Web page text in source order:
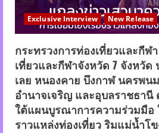
Exclusive Interview New Release
กระทรวงการท่องเที่ยวและกีฬ
เที่ยวและกีฬาจังหวัด 7 จังหวัด
เลย หนองคาย บึงกาฬ นครพน
อำนาจเจริญ และอุบลราชธานี
ใต้แผนบูรณาการความร่วมมือ
ราวแหล่งท่องเที่ยว ริมแม่น้ำโ